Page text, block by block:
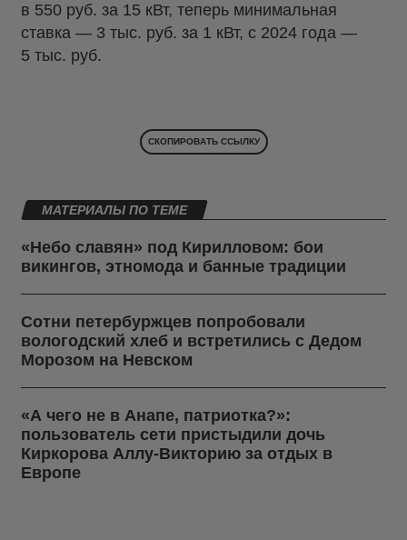
в 550 руб. за 15 кВт, теперь минимальная
ставка — 3 тыс. руб. за 1 кВт, с 2024 года —
5 тыс. руб.
СКОПИРОВАТЬ ССЫЛКУ
МАТЕРИАЛЫ ПО ТЕМЕ
«Небо славян» под Кирилловом: бои
викингов, этномода и банные традиции
Сотни петербуржцев попробовали
вологодский хлеб и встретились с Дедом
Морозом на Невском
«А чего не в Анапе, патриотка?»:
пользователь сети пристыдили дочь
Киркорова Аллу-Викторию за отдых в
Европе